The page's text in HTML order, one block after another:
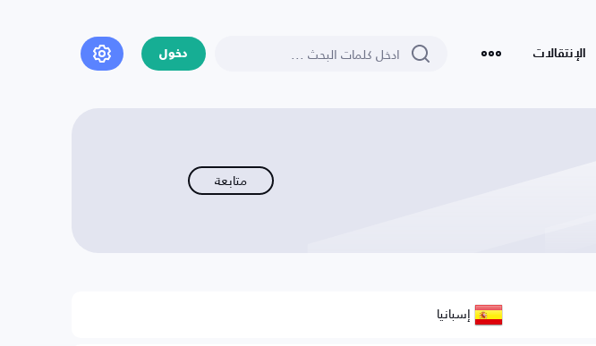
الإنتقالات دخول
متابعة
إسبانيا